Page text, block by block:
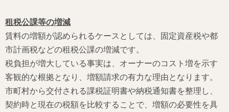
租税公課等の増減
賃料の増額が認められるケースとしては、固定資産税や都
市計画税などの租税公課の増減です。
税負担が増大している事実は、オーナーのコスト増を示す
客観的な根拠となり、増額請求の有力な理由となります。
市町村から交付される課税証明書や納税通知書を整理し、
契約時と現在の税額を比較することで、増額の必要性を具